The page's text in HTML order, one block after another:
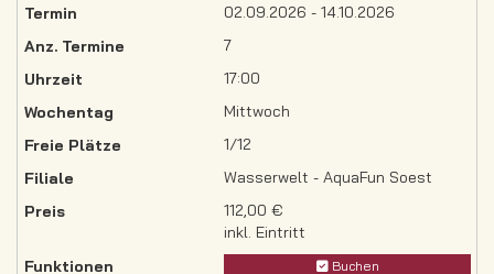
02.09.2026 - 14.10.2026
7
17:00
Mittwoch
1/12
Wasserwelt - AquaFun Soest
112,00 €
inkl. Eintritt
Buchen